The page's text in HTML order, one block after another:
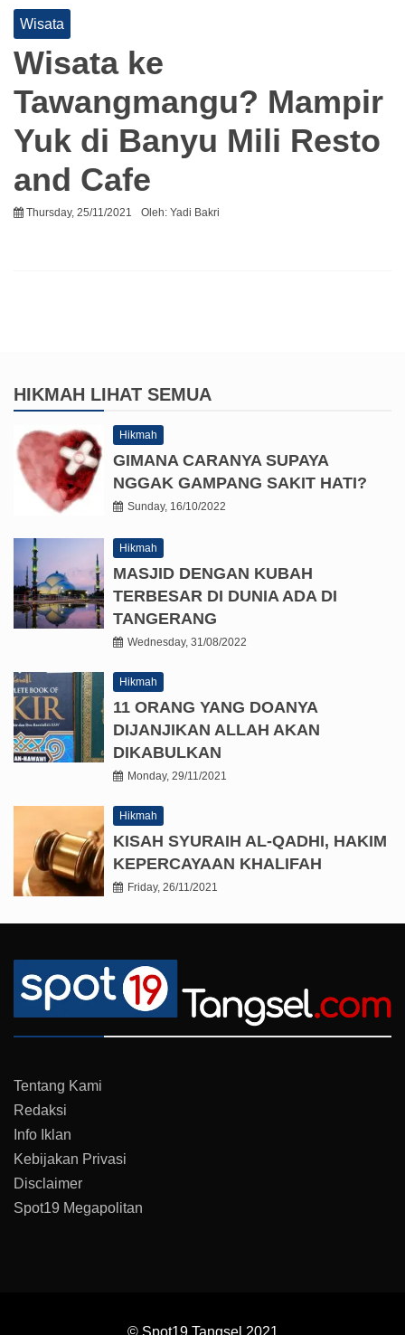
Wisata
Wisata ke
Tawangmangu? Mampir
Yuk di Banyu Mili Resto
and Cafe
Thursday, 25/11/2021 Oleh: Yadi Bakri
HIKMAH LIHAT SEMUA
Hikmah
GIMANA CARANYA SUPAYA
NGGAK GAMPANG SAKIT HATI?
Sunday, 16/10/2022
Hikmah
MASJID DENGAN KUBAH
TERBESAR DI DUNIA ADA DI
TANGERANG
Wednesday, 31/08/2022
Hikmah
11 ORANG YANG DOANYA
DIJANJIKAN ALLAH AKAN
DIKABULKAN
Monday, 29/11/2021
Hikmah
KISAH SYURAIH AL-QADHI, HAKIM
KEPERCAYAAN KHALIFAH
Friday, 26/11/2021
Tentang Kami
Redaksi
Info Iklan
Kebijakan Privasi
Disclaimer
Spot19 Megapolitan
© Spot19 Tangsel 2021